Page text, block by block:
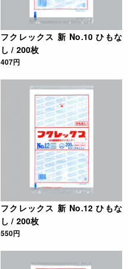
フクレックス 新 No.10 ひもな
し / 200枚
407円
フクレックス 新 No.12 ひもな
し / 200枚
550円